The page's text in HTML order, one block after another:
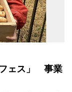
フェス」 事業